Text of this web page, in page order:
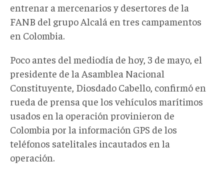
entrenar a mercenarios y desertores de la
FANB del grupo Alcalá en tres campamentos
en Colombia.
Poco antes del mediodía de hoy, 3 de mayo, el
presidente de la Asamblea Nacional
Constituyente, Diosdado Cabello, confirmó en
rueda de prensa que los vehículos marítimos
usados en la operación provinieron de
Colombia por la información GPS de los
teléfonos satelitales incautados en la
operación.